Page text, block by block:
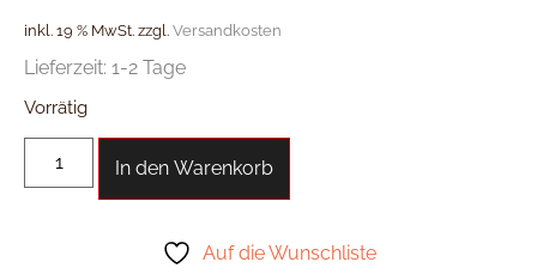
inkl. 19 % MwSt. zzgl. Versandkosten
Lieferzeit: 1-2 Tage
Vorrätig
In den Warenkorb
Auf die Wunschliste